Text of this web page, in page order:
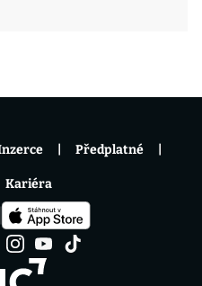
Předplatné
Kariéra